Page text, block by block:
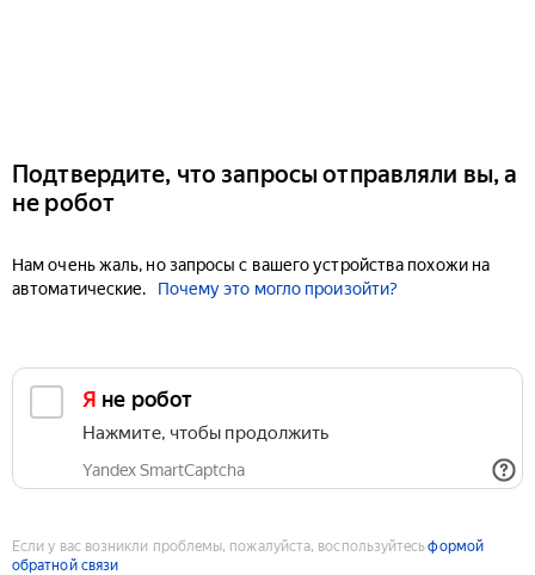
Подтвердите, что запросы отправляли вы, а
не робот
Нам очень жаль, но запросы с вашего устройства похожи на
автоматические.
Почему это могло произойти?
Я не робот
Нажмите, чтобы продолжить
Yandex SmartCaptcha
Если у вас возникли проблемы, пожалуйста, воспользуйтесьформой
обратной связи